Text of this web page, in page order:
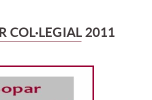
COL·LEGIAL 2011